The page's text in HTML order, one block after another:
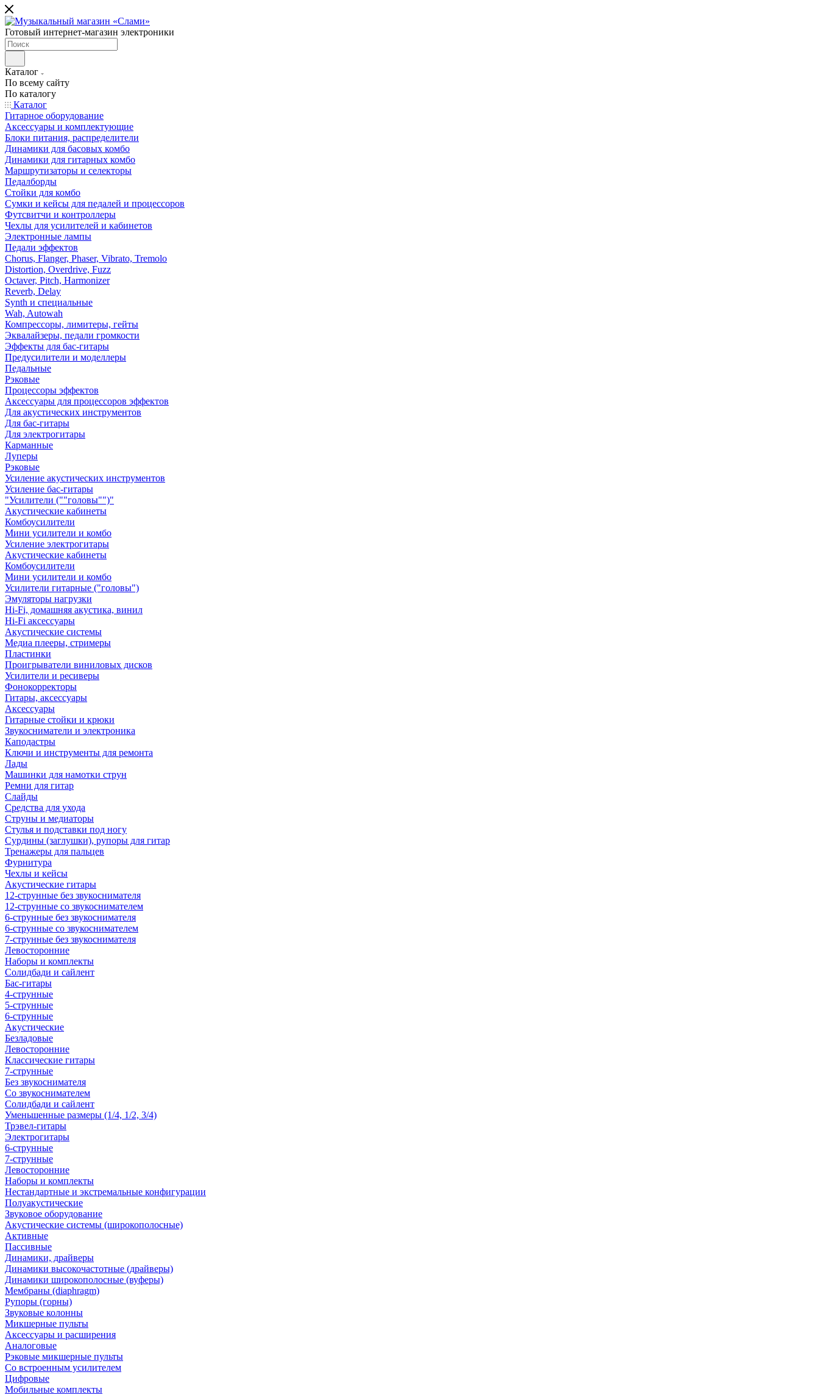
Готовый интернет-магазин электроники
Каталог
По всему сайту
По каталогу
Каталог
Гитарное оборудование
Аксессуары и комплектующие
Блоки питания, распределители
Динамики для басовых комбо
Динамики для гитарных комбо
Маршрутизаторы и селекторы
Педалборды
Стойки для комбо
Сумки и кейсы для педалей и процессоров
Футсвитчи и контроллеры
Чехлы для усилителей и кабинетов
Электронные лампы
Педали эффектов
Chorus, Flanger, Phaser, Vibrato, Tremolo
Distortion, Overdrive, Fuzz
Octaver, Pitch, Harmonizer
Reverb, Delay
Synth и специальные
Wah, Autowah
Компрессоры, лимитеры, гейты
Эквалайзеры, педали громкости
Эффекты для бас-гитары
Предусилители и моделлеры
Педальные
Рэковые
Процессоры эффектов
Аксессуары для процессоров эффектов
Для акустических инструментов
Для бас-гитары
Для электрогитары
Карманные
Луперы
Рэковые
Усиление акустических инструментов
Усиление бас-гитары
"Усилители (""головы"")"
Акустические кабинеты
Комбоусилители
Мини усилители и комбо
Усиление электрогитары
Акустические кабинеты
Комбоусилители
Мини усилители и комбо
Усилители гитарные ("головы")
Эмуляторы нагрузки
Hi-Fi, домашняя акустика, винил
Hi-Fi аксессуары
Акустические системы
Медиа плееры, стримеры
Пластинки
Проигрыватели виниловых дисков
Усилители и ресиверы
Фонокорректоры
Гитары, аксессуары
Аксессуары
Гитарные стойки и крюки
Звукосниматели и электроника
Каподастры
Ключи и инструменты для ремонта
Лады
Машинки для намотки струн
Ремни для гитар
Слайды
Средства для ухода
Струны и медиаторы
Стулья и подставки под ногу
Сурдины (заглушки), рупоры для гитар
Тренажеры для пальцев
Фурнитура
Чехлы и кейсы
Акустические гитары
12-струнные без звукоснимателя
12-струнные со звукоснимателем
6-струнные без звукоснимателя
6-струнные со звукоснимателем
7-струнные без звукоснимателя
Левосторонние
Наборы и комплекты
Солидбади и сайлент
Бас-гитары
4-струнные
5-струнные
6-струнные
Акустические
Безладовые
Левосторонние
Классические гитары
7-струнные
Без звукоснимателя
Со звукоснимателем
Солидбади и сайлент
Уменьшенные размеры (1/4, 1/2, 3/4)
Трэвел-гитары
Электрогитары
6-струнные
7-струнные
Левосторонние
Наборы и комплекты
Нестандартные и экстремальные конфигурации
Полуакустические
Звуковое оборудование
Акустические системы (широкополосные)
Активные
Пассивные
Динамики, драйверы
Динамики высокочастотные (драйверы)
Динамики широкополосные (вуферы)
Мембраны (diaphragm)
Рупоры (горны)
Звуковые колонны
Микшерные пульты
Аксессуары и расширения
Аналоговые
Рэковые микшерные пульты
Со встроенным усилителем
Цифровые
Мобильные комплекты